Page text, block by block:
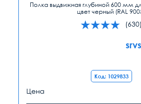
Полка выдвижная глубиной 600 мм
цвет черный (RAL
(630)
Код: 1029833
Цена